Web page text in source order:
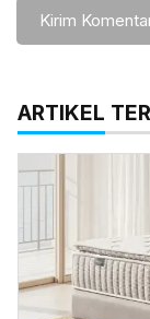
ARTIKEL